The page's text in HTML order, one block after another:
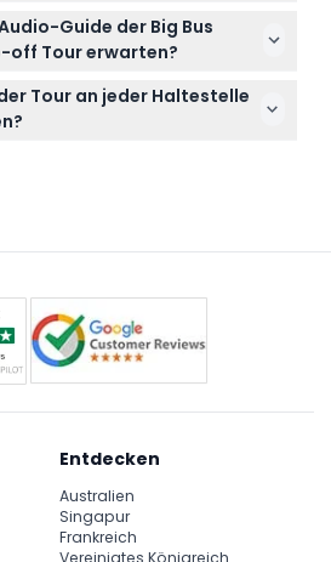
Hop-on Hop-off-Erlebnis zu
und können
stellen Sie also sicher, dass
feststehen.
Guide der Big Bus
off Tour erwarten?
mehrsprachigen Audio-Guide,
Kultur Athens zum Leben
ikonische Sehenswürdigkeiten
Tour an jeder Haltestelle
Entdecken
Australien
Singapur
Frankreich
Vereinigtes Königreich